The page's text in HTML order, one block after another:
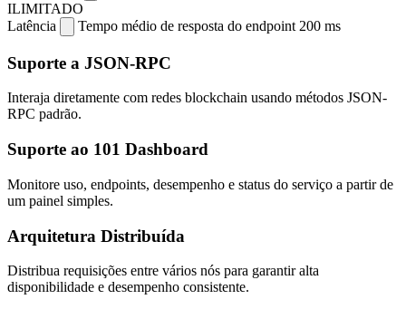
ILIMITADO
Latência
Tempo médio de resposta do endpoint 200 ms
Suporte a JSON-RPC
Interaja diretamente com redes blockchain usando métodos JSON-
RPC padrão.
Suporte ao 101 Dashboard
Monitore uso, endpoints, desempenho e status do serviço a partir de
um painel simples.
Arquitetura Distribuída
Distribua requisições entre vários nós para garantir alta
disponibilidade e desempenho consistente.